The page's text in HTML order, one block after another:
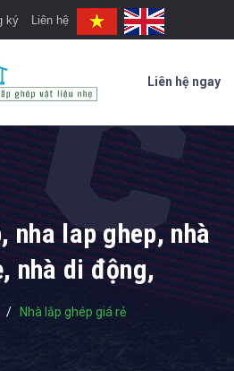
ký Liên hệ
Liên hệ ngay
nha lap ghep, nhà
nhà di động,
/ Nhà lắp ghép giá rẻ